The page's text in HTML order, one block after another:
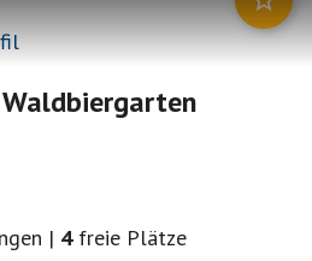
| 4 freie Plätze